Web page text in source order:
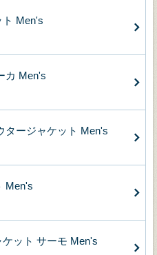
Men's
カ Men's
タージャケット Men's
Men's
ット サーモ Men's